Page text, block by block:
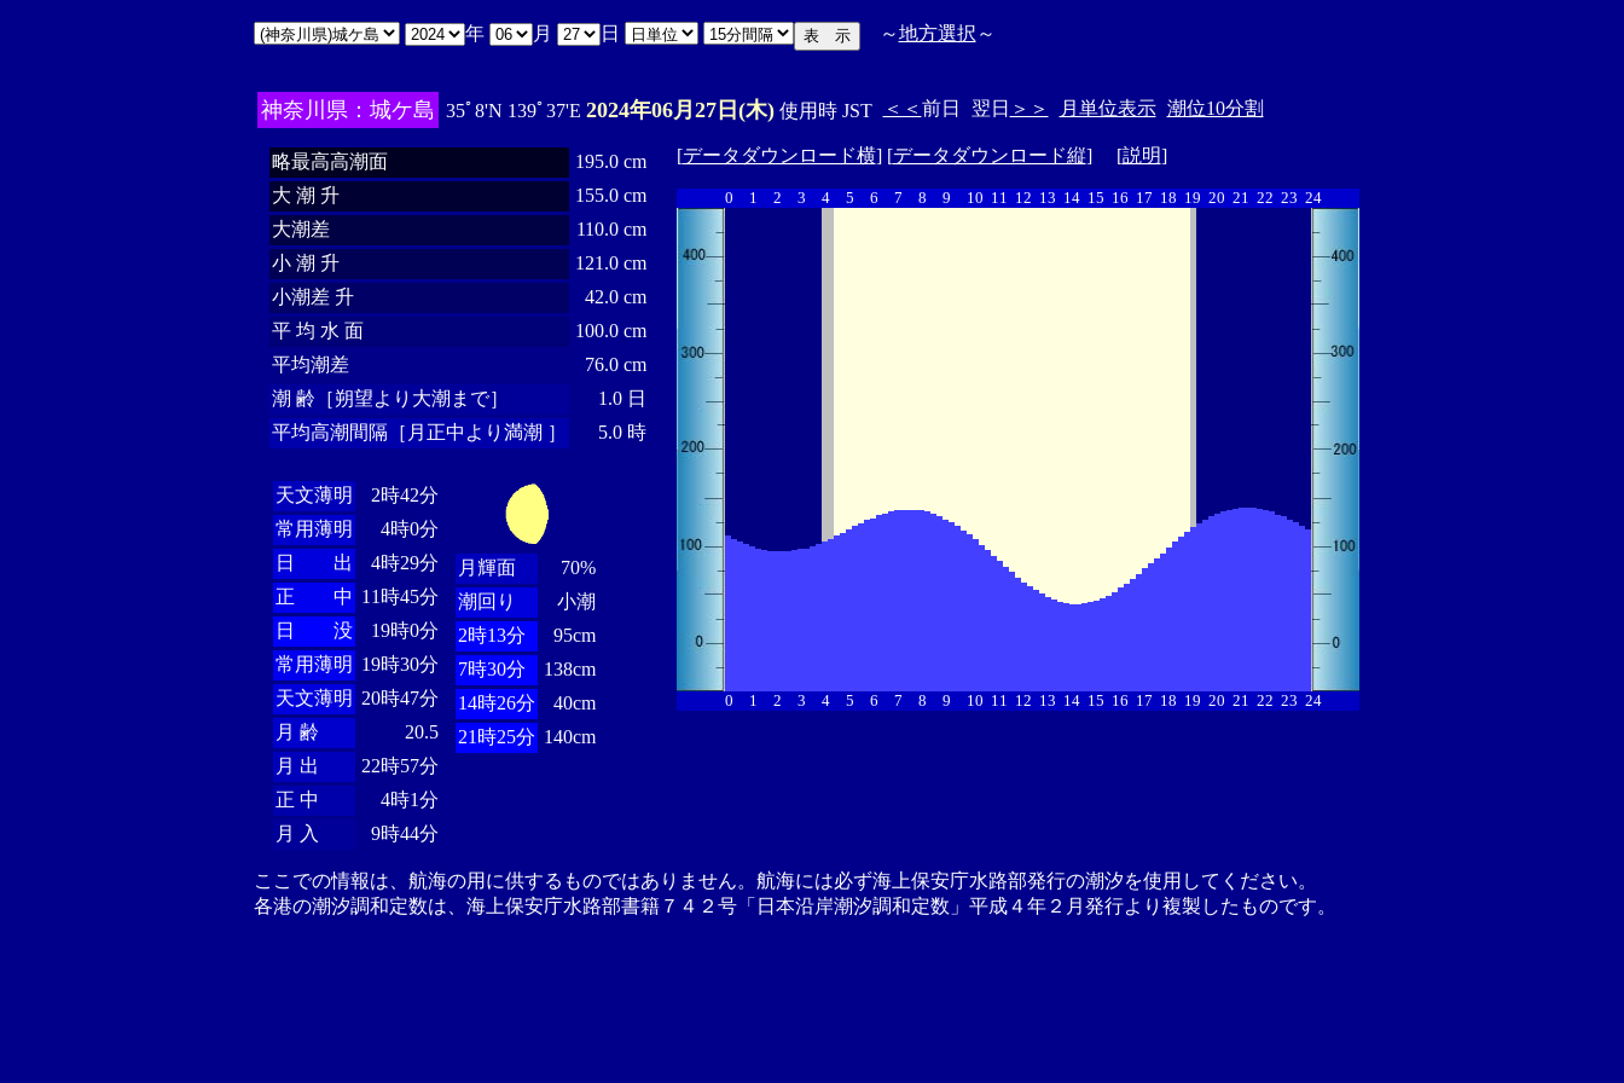
年 月 日 ～地方選択 ～
神奈川県：城ケ島 35ﾟ8'N 139ﾟ37'E 2024年06月27日(木)使用時 JST ＜＜ 前日 翌日 ＞＞ 月単位表示 潮位10分割
略最高高潮面
195.0 cm
大 潮 升
155.0 cm
大潮差
110.0 cm
小 潮 升
121.0 cm
小潮差 升
42.0 cm
平 均 水 面
100.0 cm
平均潮差
76.0 cm
潮 齢［朔望より大潮まで］
1.0 日
平均高潮間隔［月正中より満潮 ］
5.0 時
天文薄明
2時42分
常用薄明
4時0分
日 出
4時29分
正 中 11時45分
日 没
19時0分
常用薄明 19時30分
天文薄明 20時47分
月 齢
20.5
月 出
22時57分
正 中
4時1分
月 入
9時44分
月輝面
70%
潮回り
小潮
2時13分
95cm
7時30分
138cm
14時26分
40cm
21時25分 140cm
[データダウンロード横] [データダウンロード縦] [説明]
0 1 2 3 4 5 6 7 8 9 10 11 12 13 14 15 16 17 18 19 20 21 22 23 24
0 1 2 3 4 5 6 7 8 9 10 11 12 13 14 15 16 17 18 19 20 21 22 23 24
ここでの情報は、航海の用に供するものではありません。航海には必ず海上保安庁水路部発行の潮汐を使用してください。
各港の潮汐調和定数は、海上保安庁水路部書籍７４２号「日本沿岸潮汐調和定数」平成４年２月発行より複製したものです。